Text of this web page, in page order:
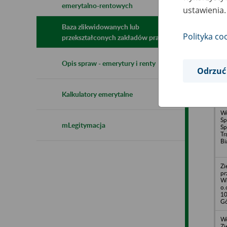
emerytalno-rentowych
Baza zlikwidowanych lub
przekształconych zakładów pracy
Opis spraw - emerytury i renty
Kalkulatory emerytalne
mLegitymacja
Polityka